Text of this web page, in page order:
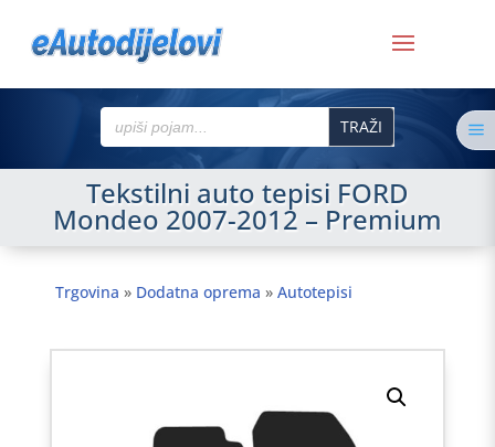
Search
for:
Tekstilni auto tepisi FORD
Mondeo 2007-2012 – Premium
Trgovina » Dodatna oprema » Autotepisi
a